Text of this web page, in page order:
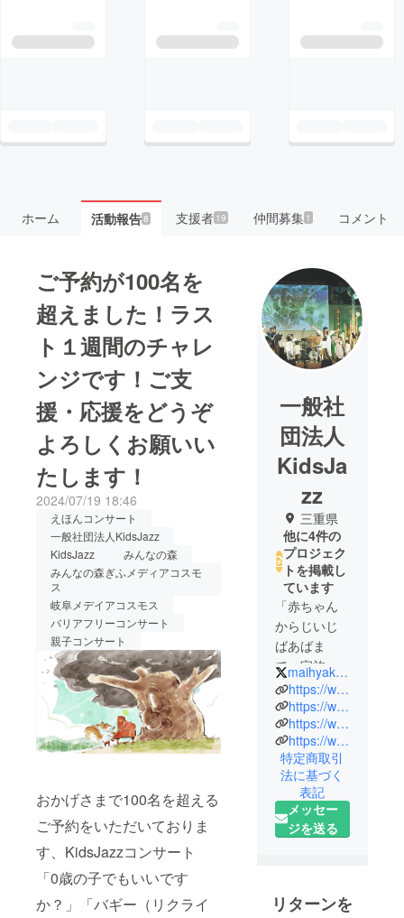
ホーム 活動報告8 支援者 19 仲間募集 1 コメント
ご予約が100名を
超えました！ラス
ト１週間のチャレ
ンジです！ご支
援・応援をどうぞ
よろしくお願いい
たします！
2024/07/19 18:46
えほんコンサート
一般社団法人KidsJazz
KidsJazz
みんなの森
みんなの森ぎふメディアコスモ
ス
岐阜メデイアコスモス
バリアフリーコンサート
親子コンサート
おかげさまで100名を超える
ご予約をいただいておりま
す、KidsJazzコンサート
「0歳の子でもいいです
か？」「バギー（リクライ
一般社
団法人
KidsJa
zz
三重県
他に4件の
プロジェク
トを掲載し
ています
「赤ちゃん
からじいじ
ばあばま
で、家族で
楽しむ
Jazz」をコ
ンセプト
に、Jazzの
即興音楽の
おもしろさ
やアートや
物語とコラ
ボしたパ
ています。
maihyakumoto
https://www.100jazzmai.com/kidsjazz
https://www.facebook.com/kidskidsjazz
https://www.tunecore.co.jp/artists?id=102892#r211620
https://www.instagram.com/kidsjazz.100.japapn/
特定商取引
法に基づく
表記
メッセー
ジを送る
リターンを